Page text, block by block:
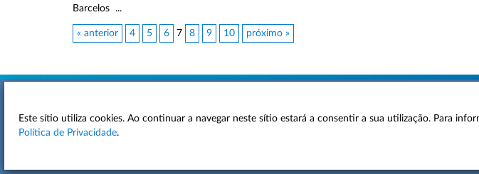
Barcelos ...
« anterior 4 5 6 7 8 9 10 próximo »
ACESSIBILIDADE
Este sítio utiliza cookies. Ao continuar a navegar neste sítio estará a consentir a sua utilização. Para
Política de Privacidade.